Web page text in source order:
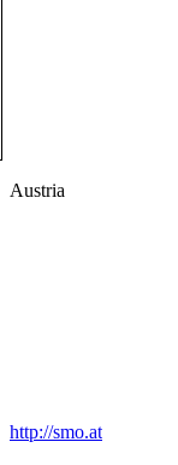
Austria
http://smo.at